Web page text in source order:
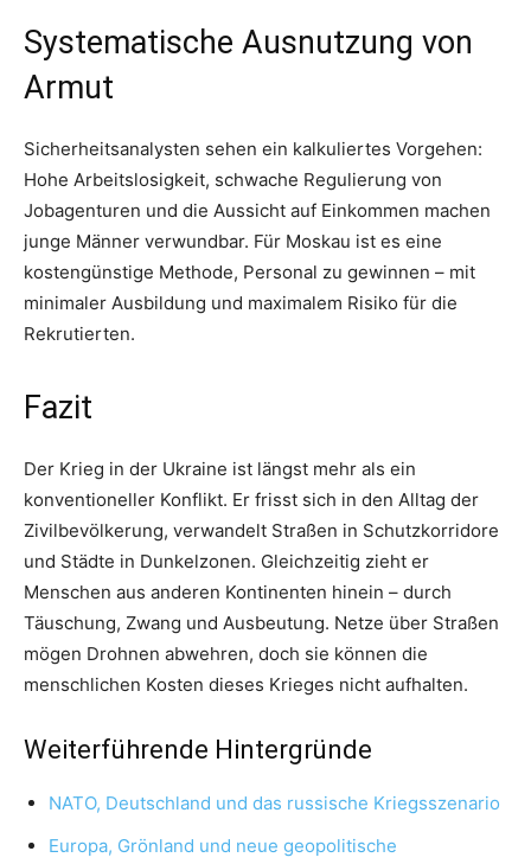
Systematische Ausnutzung von
Armut
Sicherheitsanalysten sehen ein kalkuliertes Vorgehen:
Hohe Arbeitslosigkeit, schwache Regulierung von
Jobagenturen und die Aussicht auf Einkommen machen
junge Männer verwundbar. Für Moskau ist es eine
kostengünstige Methode, Personal zu gewinnen – mit
minimaler Ausbildung und maximalem Risiko für die
Rekrutierten.
Fazit
Der Krieg in der Ukraine ist längst mehr als ein
konventioneller Konflikt. Er frisst sich in den Alltag der
Zivilbevölkerung, verwandelt Straßen in Schutzkorridore
und Städte in Dunkelzonen. Gleichzeitig zieht er
Menschen aus anderen Kontinenten hinein – durch
Täuschung, Zwang und Ausbeutung. Netze über Straßen
mögen Drohnen abwehren, doch sie können die
menschlichen Kosten dieses Krieges nicht aufhalten.
Weiterführende Hintergründe
NATO, Deutschland und das russische Kriegsszenario
Europa, Grönland und neue geopolitische